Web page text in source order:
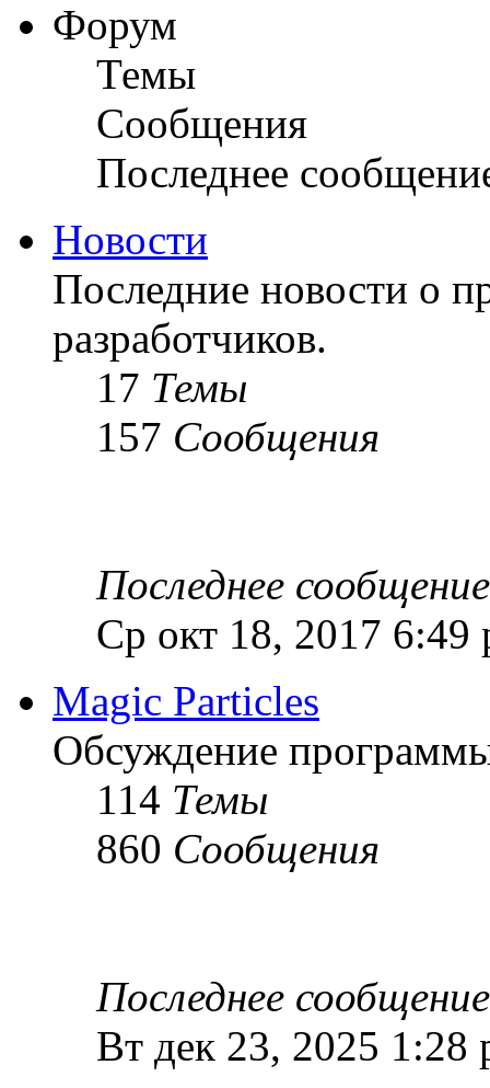
Форум
Темы
Сообщения
Последнее
Новости
Последние новости о
разработчиков.
17 Темы
157 Сообщения
Последнее сообщение
Ср окт 18, 2017 6:49
Magic Particles
Обсуждение
114 Темы
860 Сообщения
Последнее сообщение
Вт дек 23, 2025 1:28